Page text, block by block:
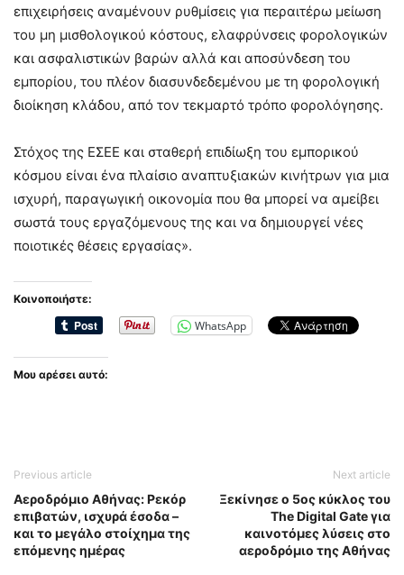
επιχειρήσεις αναμένουν ρυθμίσεις για περαιτέρω μείωση
του μη μισθολογικού κόστους, ελαφρύνσεις φορολογικών
και ασφαλιστικών βαρών αλλά και αποσύνδεση του
εμπορίου, του πλέον διασυνδεδεμένου με τη φορολογική
διοίκηση κλάδου, από τον τεκμαρτό τρόπο φορολόγησης.
Στόχος της ΕΣΕΕ και σταθερή επιδίωξη του εμπορικού
κόσμου είναι ένα πλαίσιο αναπτυξιακών κινήτρων για μια
ισχυρή, παραγωγική οικονομία που θα μπορεί να αμείβει
σωστά τους εργαζόμενους της και να δημιουργεί νέες
ποιοτικές θέσεις εργασίας».
Κοινοποιήστε:
WhatsApp
Μου αρέσει αυτό:
Previous article
Αεροδρόμιο Αθήνας: Ρεκόρ
επιβατών, ισχυρά έσοδα –
και το μεγάλο στοίχημα της
επόμενης ημέρας
Next article
Ξεκίνησε ο 5ος κύκλος του
The Digital Gate για
καινοτόμες λύσεις στο
αεροδρόμιο της Αθήνας